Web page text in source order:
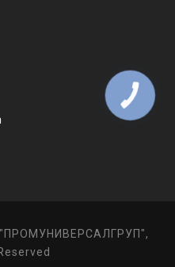
КНОПКА
ЗВ'ЯЗКУ